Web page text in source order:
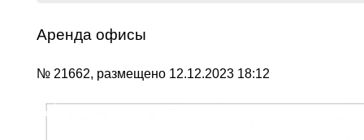
Аренда офисы
№ 21662, размещено 12.12.2023 18:12